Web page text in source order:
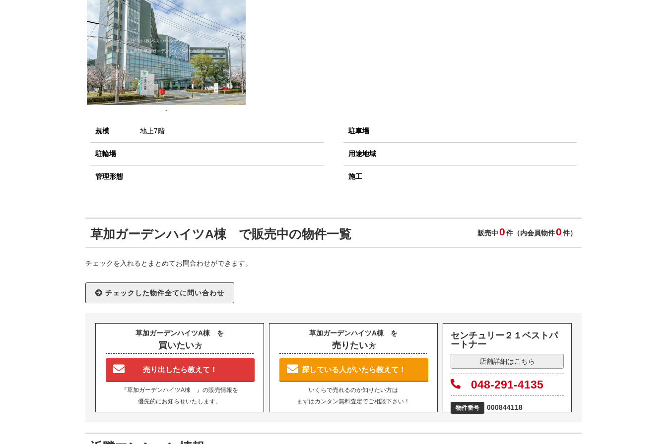
-
規模 地上7階
駐輪場
管理形態
駐車場
用途地域
施工
草加ガーデンハイツA棟 で販売中の物件一覧 販売中0件（内会員物件0件）
チェックを入れるとまとめてお問合わせができます。
草加ガーデンハイツA棟 を
買いたい方
売り出したら教えて！
『草加ガーデンハイツA棟 』の販売情報を
優先的にお知らせいたします。
草加ガーデンハイツA棟 を
売りたい方
探している人がいたら教えて！
いくらで売れるのか知りたい方は
まずはカンタン無料査定でご相談下さい！
センチュリー２１ベストパ
ートナー
店舗詳細はこちら
048-291-4135
物件番号 000844118